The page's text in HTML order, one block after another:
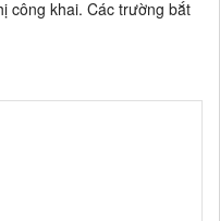
công khai. Các trường bắt